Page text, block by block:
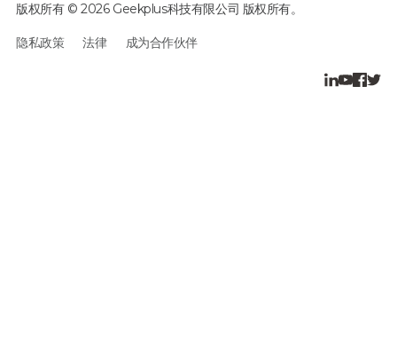
版权所有 © 2026 Geekplus科技有限公司 版权所有。
隐私政策 法律 成为合作伙伴